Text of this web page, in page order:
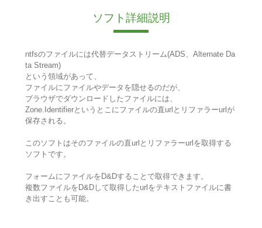
ソフト詳細説明
ntfsのファイルには代替データストリーム(ADS、Alternate Da
ta Stream)
という領域があって、
ファイルにファイルやデータを隠せるのだが、
ブラウザでダウンロードしたファイルには、
Zone.Identifierというとこにファイルの直urlとリファラーurlが
保存される。
このソフトはそのファイルの直urlとリファラーurlを取得する
ソフトです。
フォームにファイルをD&Dすることで取得できます。
複数ファイルをD&Dして取得したurlをテキストファイルに書
き出すことも可能。